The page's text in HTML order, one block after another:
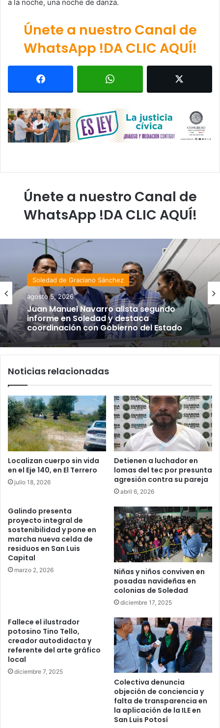
a la noche, una noche de danza.
Únete a nuestro Canal de
WhatsApp !DA CLIC AQUÍ!
Únete a nuestro Canal de
WhatsApp !DA CLIC AQUÍ!
Soledad de Graciano Sánchez
agosto 5, 2026
Juan Manuel Navarro alista segundo
informe en Soledad y destaca
coordinación con Gobierno del Estado
Noticias relacionadas
Localizan cuerpo sin vida
en el Eje 140, en El Terrero
julio 18, 2026
Detienen a luchador en
lomas del tec por presunta
agresión contra su pareja
abril 6, 2026
Galindo presenta
proyecto integral de
sostenibilidad y pone en
marcha nueva celda de
residuos en San Luis
Capital
marzo 2, 2026
Niñas y niños conviven en
posadas navideñas en
colonias de Soledad
diciembre 17, 2025
Fallece el ilustrador
potosino Tino Tello,
creador autodidacta y
referente del arte gráfico
local
diciembre 7, 2025
Colectiva denuncia
objeción de conciencia y
falta de transparencia en
la aplicación de la ILE en
San Luis Potosí